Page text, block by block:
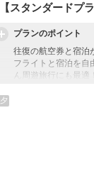
【スタンダードプ
プランのポイント
往復の航空券と宿泊
フライトと宿泊を自
ん周遊旅行にも最適！
フライトは、安心
オプションでレン
ホテル客室利用の
夕